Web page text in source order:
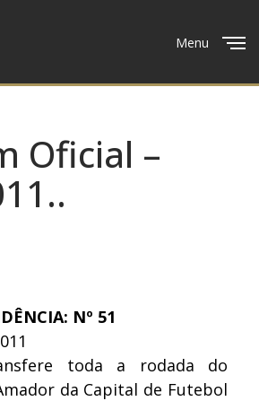
Menu
Oficial –
Nº 51
toda a rodada do
da Capital de Futebol